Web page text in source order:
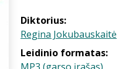
Diktorius:
Regina Jokubauskaitė
Leidinio formatas: